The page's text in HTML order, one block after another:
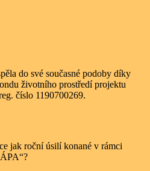
do své současné podoby díky
životního prostředí projektu
číslo 1190700269.
jak roční úsilí konané v rámci